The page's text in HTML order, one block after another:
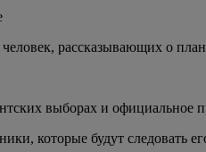
рассказывающих о
выборах и официальное
которые будут следовать